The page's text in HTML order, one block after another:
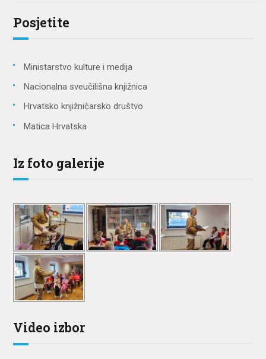
Posjetite
Ministarstvo kulture i medija
Nacionalna sveučilišna knjižnica
Hrvatsko knjižničarsko društvo
Matica Hrvatska
Iz foto galerije
Video izbor